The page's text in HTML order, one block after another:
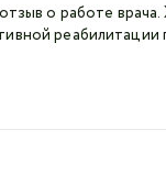
о работе
реабилитации